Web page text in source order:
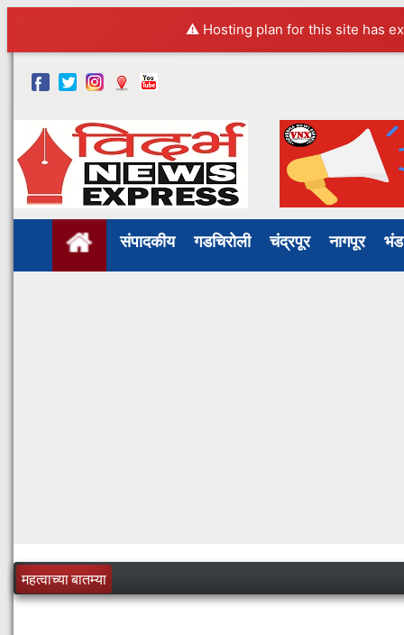
⚠️ Hosting plan for this site has
संपादकीय गडचिरोली चंद्रपूर नागपूर
महत्वाच्या बातम्या